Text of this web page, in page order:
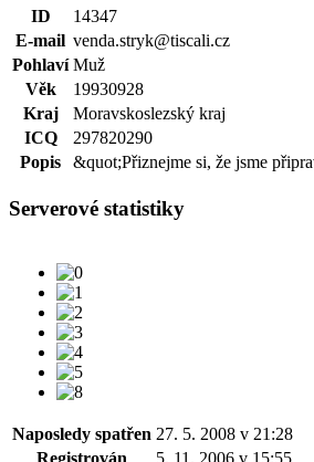
ID
14347
E-mail venda.stryk@tiscali.cz
Pohlaví Muž
Věk
19930928
Kraj
Moravskoslezský kraj
ICQ
297820290
Popis
&quot;Přiznejme si, že jsme
Serverové statistiky
Naposledy spatřen 27. 5. 2008 v 21:28
Registrován
5. 11. 2006 v 15:55